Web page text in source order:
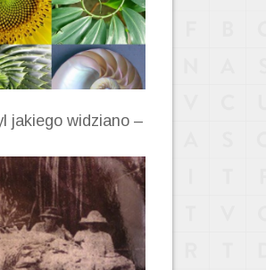
jakiego widziano –